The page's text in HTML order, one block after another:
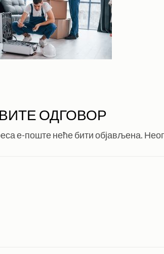
ОДГОВОР
е-поште неће бити објављена.